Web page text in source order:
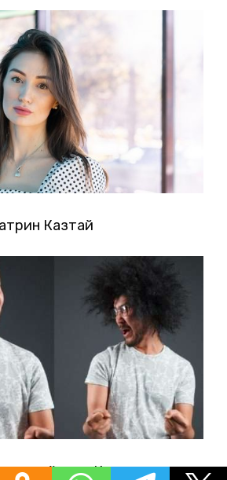
Казтай
вайнеры Казахстана